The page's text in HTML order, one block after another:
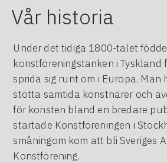
Vår historia
Under det tidiga 1800-talet
konstföreningstanken i Tyskland
sprida sig runt om i Europa. Man
stötta samtida konstnärer och
för konsten bland en bredare
startade Konstföreningen i
småningom kom att bli Sveriges
Konstförening.